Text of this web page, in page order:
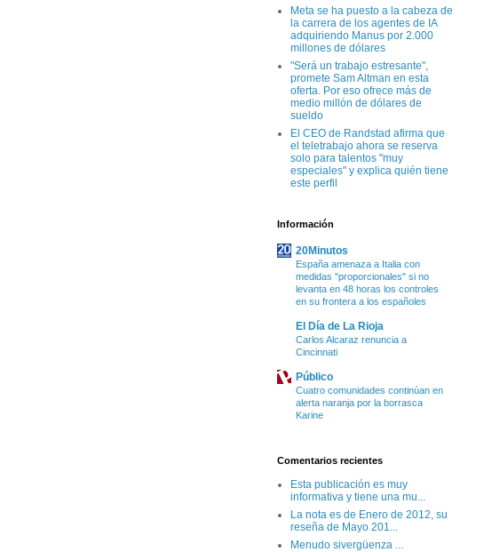
Meta se ha puesto a la cabeza de
la carrera de los agentes de IA
adquiriendo Manus por 2.000
millones de dólares
"Será un trabajo estresante",
promete Sam Altman en esta
oferta. Por eso ofrece más de
medio millón de dólares de
sueldo
El CEO de Randstad afirma que
el teletrabajo ahora se reserva
solo para talentos "muy
especiales" y explica quién tiene
este perfil
Información
20Minutos
España amenaza a Italia con
medidas "proporcionales" si no
levanta en 48 horas los controles
en su frontera a los españoles
El Día de La Rioja
Carlos Alcaraz renuncia a
Cincinnati
Público
Cuatro comunidades continúan en
alerta naranja por la borrasca
Karine
Comentarios recientes
Esta publicación es muy
informativa y tiene una mu...
La nota es de Enero de 2012, su
reseña de Mayo 201...
Menudo sivergüenza ...